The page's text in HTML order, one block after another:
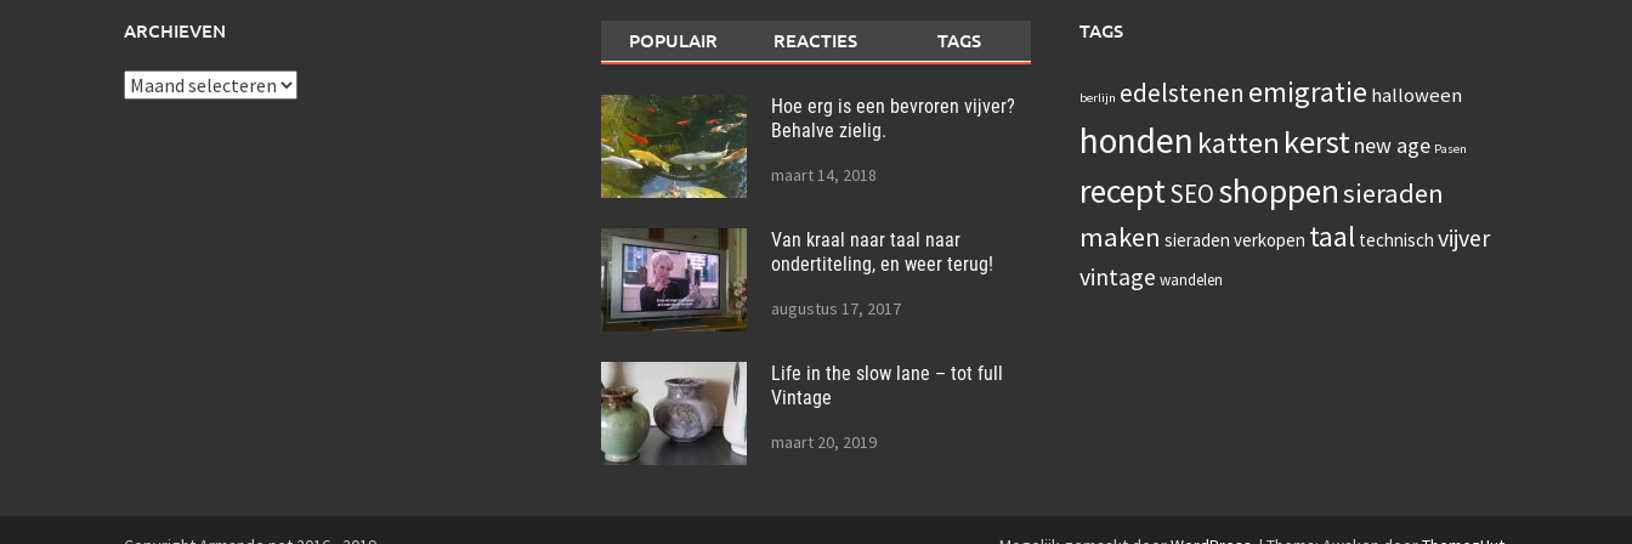
ARCHIEVEN
Archieven
POPULAIR REACTIES TAGS
Hoe erg is een bevroren vijver?
Behalve zielig.
maart 14, 2018
Van kraal naar taal naar
ondertiteling, en weer terug!
augustus 17, 2017
Life in the slow lane – tot full
Vintage
maart 20, 2019
TAGS
berlijn edelstenen emigratie halloween
honden katten kerstnew age Pasen
receptSEOshoppensieraden
maken sieraden verkopen taal technisch vijver
vintage wandelen